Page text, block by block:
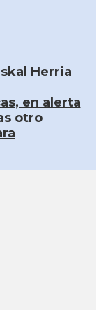
Herria
en alerta
otro